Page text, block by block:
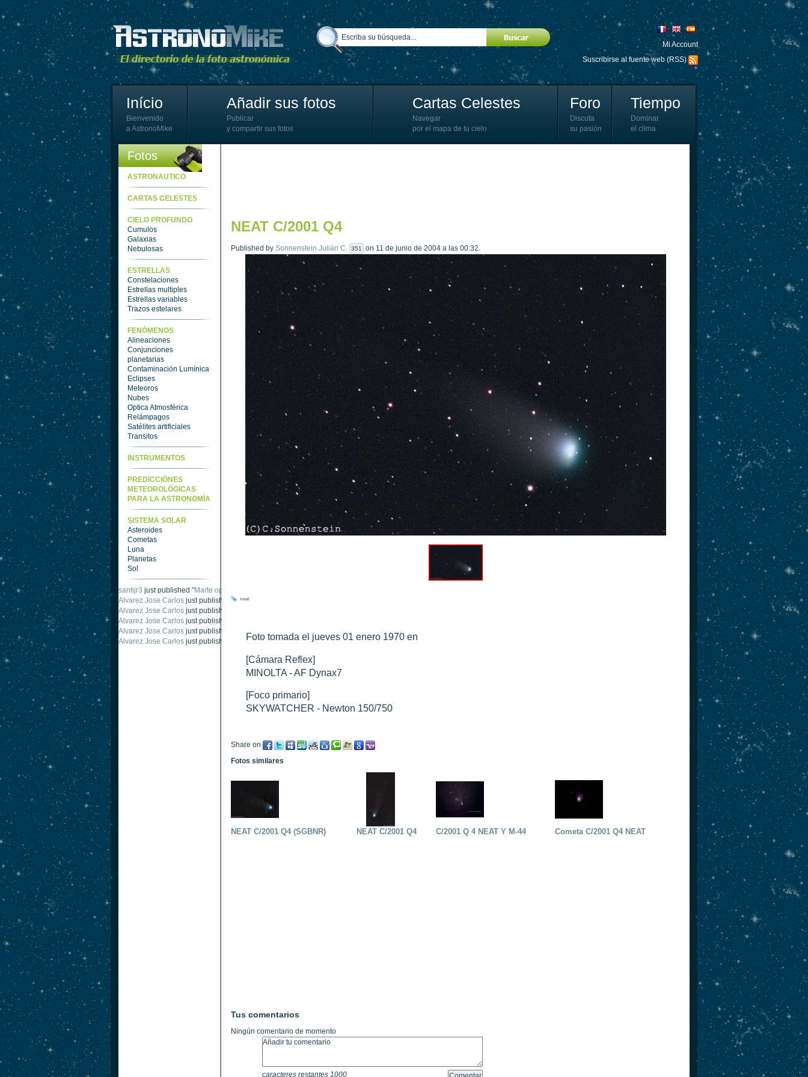
Mi Account
Suscribirse al fuente web (RSS)
Início
Bienvenido
a AstronoMike
Añadir sus fotos
Publicar
y compartir sus fotos
Cartas Celestes
Navegar
por el mapa de tu cielo
Foro
Discuta
su pasión
Tiempo
Dominar
el clima
Fotos
ASTRONAUTICO
CARTAS CELESTES
CIELO PROFUNDO
Cumulos
Galaxias
Nebulosas
ESTRELLAS
Constelaciones
Estrellas multiples
Estrellas variables
Trazos estelares
FENÓMENOS
Alineaciones
Conjunciones
planetarias
Contaminación Lumínica
Eclipses
Meteoros
Nubes
Optica Atmosférica
Relámpagos
Satélites artificiales
Transitos
INSTRUMENTOS
PREDICCIÓNES
METEOROLÓGICAS
PARA LA ASTRONOMÍA
SISTEMA SOLAR
Asteroides
Cometas
Luna
Planetas
Sol
santijr3 just published "Marte oposición 2020
Alvarez Jose Carlos just published "Saturno 20 noviembre 2003
Alvarez Jose Carlos just published "
Alvarez Jose Carlos just published "
Alvarez Jose Carlos just published " Oposición Marte 28 Octubre 2020".
Alvarez Jose Carlos just published " Marte oposición octubre 2020 vs NASA ".
NEAT C/2001 Q4
Published by Sonnenstein Julián C. 351 on 11 de junio de 2004 a las 00:32.
neat
Foto tomada el jueves 01 enero 1970 en
[Cámara Reflex]
MINOLTA - AF Dynax7
[Foco primario]
SKYWATCHER - Newton 150/750
Share on
Fotos similares
NEAT C/2001 Q4 (SGBNR) NEAT C/2001 Q4 C/2001 Q 4 NEAT Y M-44 Cometa C/2001 Q4 NEAT
Tus comentarios
Ningún comentario de momento
caracteres restantes 1000